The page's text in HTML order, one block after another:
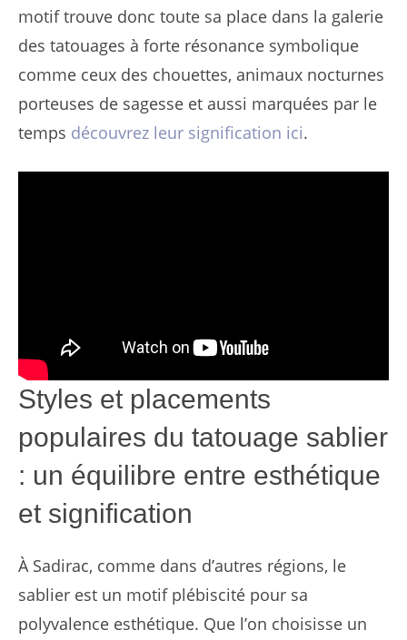
motif trouve donc toute sa place dans la galerie
des tatouages à forte résonance symbolique
comme ceux des chouettes, animaux nocturnes
porteuses de sagesse et aussi marquées par le
temps découvrez leur signification ici.
Styles et placements
populaires du tatouage sablier
: un équilibre entre esthétique
et signification
À Sadirac, comme dans d’autres régions, le
sablier est un motif plébiscité pour sa
polyvalence esthétique. Que l’on choisisse un